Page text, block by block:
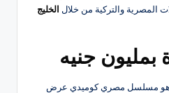
المصرية والتركية من خلال الخليج
جنيه
هو مسلسل مصري كوميدي عرض